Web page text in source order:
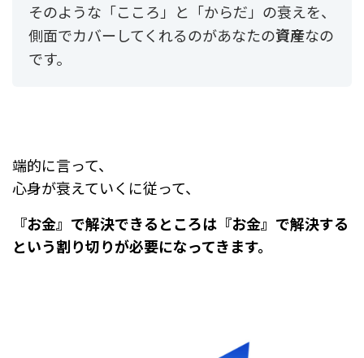
そのような「こころ」と「からだ」の衰えを、
側面でカバーしてくれるのがあなたの資産なの
です。
端的に言って、
心身が衰えていくに従って、
『お金』で解決できるところは『お金』で解決する
という割り切りが必要になってきます。